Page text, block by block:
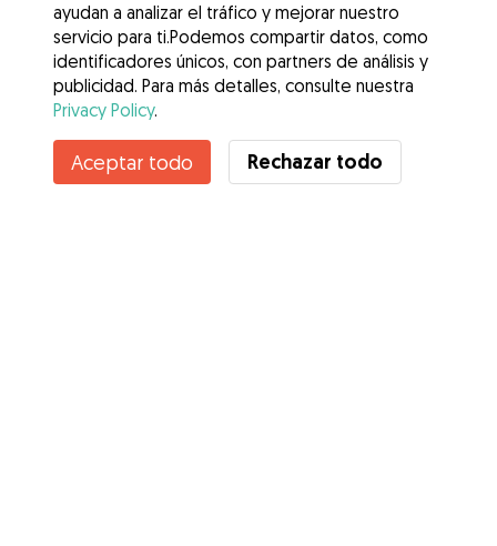
Contacta con Valentina
¿Conoces los Beneficios de Gudog? Ver más
ayudan a analizar el tráfico y mejorar nuestro
servicio para ti.Podemos compartir datos, como
identificadores únicos, con partners de análisis y
publicidad. Para más detalles, consulte nuestra
Privacy Policy.
Aceptar todo Rechazar todo